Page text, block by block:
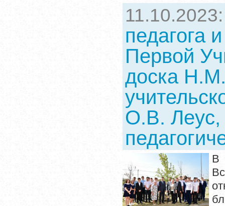
педагога
Первой
доска
О.В. Леус,
В